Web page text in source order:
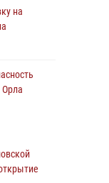
на
Орла
в честь